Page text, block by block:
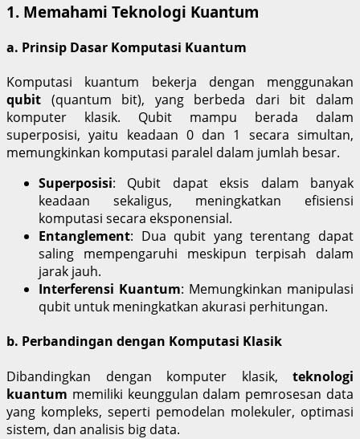
1. Memahami Teknologi Kuantum
a. Prinsip Dasar Komputasi Kuantum
Komputasi kuantum bekerja dengan menggunakan
qubit (quantum bit), yang berbeda dari bit dalam
komputer klasik. Qubit mampu berada dalam
superposisi, yaitu keadaan 0 dan 1 secara simultan,
memungkinkan komputasi paralel dalam jumlah besar.
Superposisi: Qubit dapat eksis dalam banyak
keadaan sekaligus, meningkatkan efisiensi
komputasi secara eksponensial.
Entanglement: Dua qubit yang terentang dapat
saling mempengaruhi meskipun terpisah dalam
jarak jauh.
Interferensi Kuantum: Memungkinkan manipulasi
qubit untuk meningkatkan akurasi perhitungan.
b. Perbandingan dengan Komputasi Klasik
Dibandingkan dengan komputer klasik, teknologi
kuantum memiliki keunggulan dalam pemrosesan data
yang kompleks, seperti pemodelan molekuler, optimasi
sistem, dan analisis big data.